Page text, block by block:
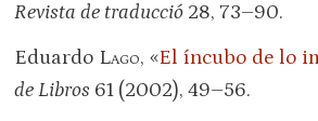
Revista de traducció 28, 73–90.
Eduardo Lago, «El íncubo de lo
de Libros 61 (2002), 49–56.